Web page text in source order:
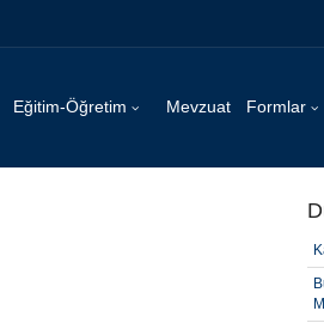
Eğitim-Öğretim Mevzuat Formlar